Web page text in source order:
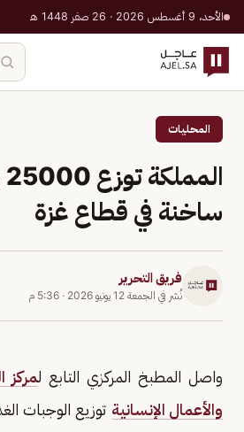
الأحد، 9 أغسطس 2026 · 26 صفر 1448 هـ
المحليات
ساخنة في قطاع غزة
فريق التحرير
نُشر في الجمعة 12 يونيو 2026 · 5:36 م
واصل المطبخ المركزي التابع لمركز
والأعمال الإنسانية توزيع الوجبات